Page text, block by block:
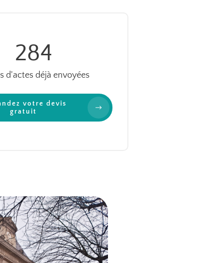
284
d'actes déjà envoyées
votre devis
gratuit